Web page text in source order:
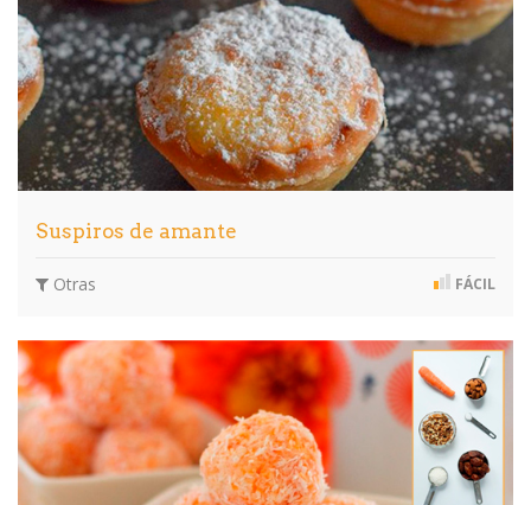
Suspiros de amante
Otras FÁCIL